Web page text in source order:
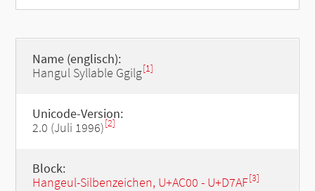
Name (englisch):
Hangul Syllable Ggilg[1]
Unicode-Version:
2.0 (Juli 1996)[2]
Block:
Hangeul-Silbenzeichen, U+AC00 - U+D7AF[3]